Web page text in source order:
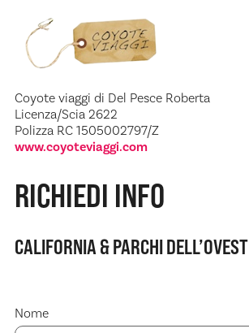
Coyote viaggi di Del Pesce Roberta
Licenza/Scia 2622
Polizza RC 1505002797/Z
www.coyoteviaggi.com
RICHIEDI INFO
CALIFORNIA & PARCHI DELL’OVEST
Nome